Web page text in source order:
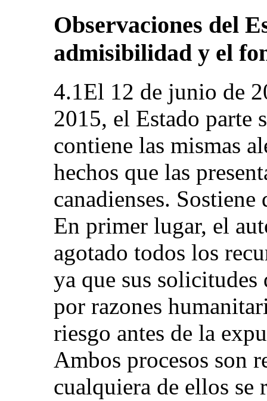
Observaciones del
admisibilidad y el
4.1El 12 de junio de
2015, el Estado parte
contiene las mismas
hechos que las
canadienses.
En primer lugar, el
agotado todos los
ya que sus solicitudes
por razones
riesgo antes de la
Ambos procesos son
cualquiera de ellos se